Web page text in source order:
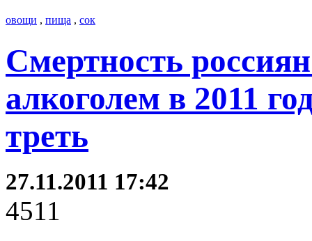
овощи , пища , сок
Смертность
алкоголем в 2011
треть
27.11.2011 17:42
4511